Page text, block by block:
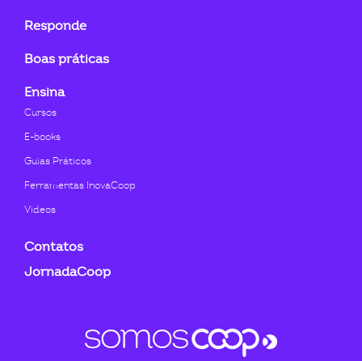
Responde
Boas práticas
Ensina
Cursos
E-books
Guias Práticos
Ferramentas InovaCoop
Videos
Contatos
JornadaCoop